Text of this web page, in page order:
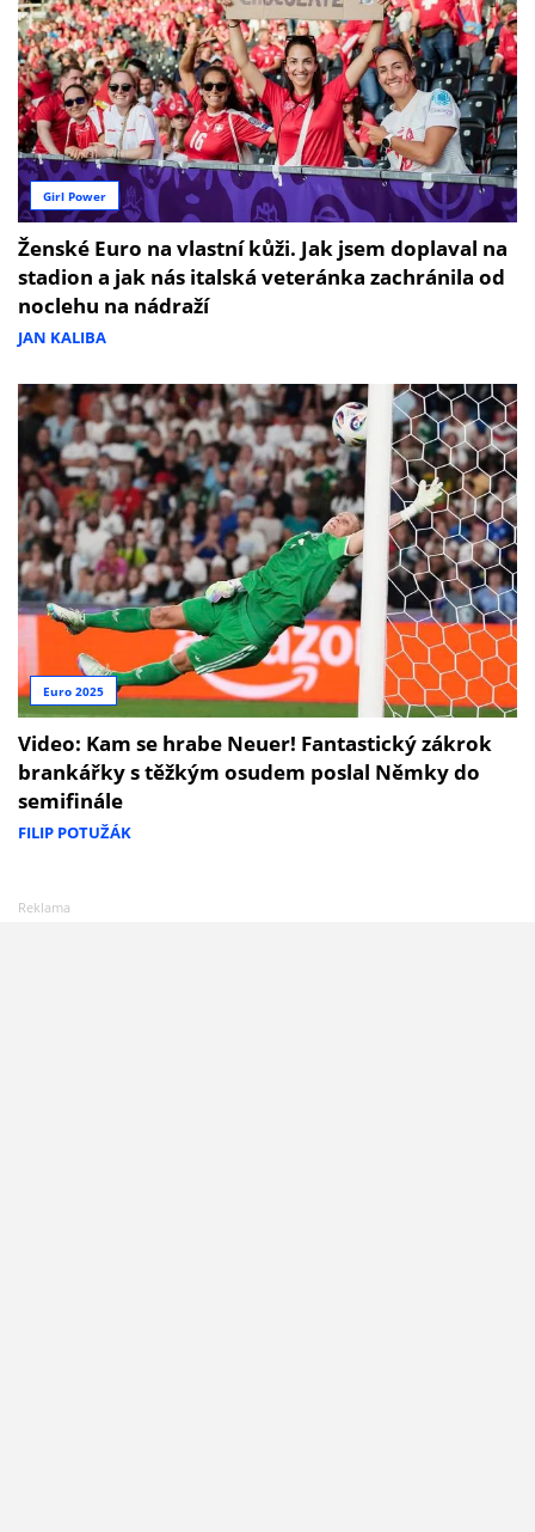
Girl Power
Ženské Euro na vlastní kůži. Jak jsem doplaval na
stadion a jak nás italská veteránka zachránila od
noclehu na nádraží
JAN KALIBA
Euro 2025
Video: Kam se hrabe Neuer! Fantastický zákrok
brankářky s těžkým osudem poslal Němky do
semifinále
FILIP POTUŽÁK